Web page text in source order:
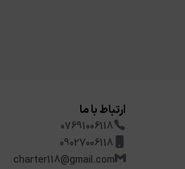
ارتباط با ما
07691006118
09027006118
charter118@gmail.com